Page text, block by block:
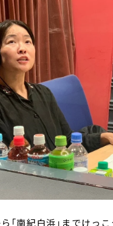
ら「南紀白浜」までけっ